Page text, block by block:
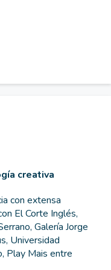
creativa
con extensa
El Corte Inglés,
Galería Jorge
Universidad
Play Mais entre